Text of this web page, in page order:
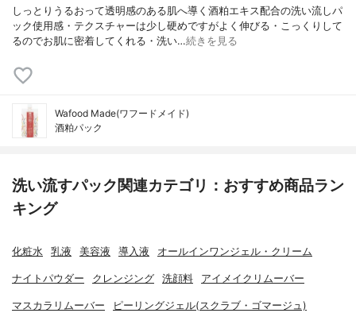
しっとりうるおって透明感のある肌へ導く酒粕エキス配合の洗い流しパ
ック使用感・テクスチャーは少し硬めですがよく伸びる・こっくりして
るのでお肌に密着してくれる・洗い…続きを見る
Wafood Made(ワフードメイド)
酒粕パック
洗い流すパック関連カテゴリ：おすすめ商品ラン
キング
化粧水 乳液 美容液 導入液 オールインワンジェル・クリーム
ナイトパウダー クレンジング 洗顔料 アイメイクリムーバー
マスカラリムーバー ピーリングジェル(スクラブ・ゴマージュ)